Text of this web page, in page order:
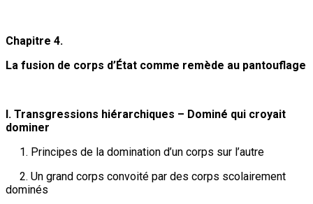
Chapitre 4.
La fusion de corps d’État comme remède au pantouflage
I. Transgressions hiérarchiques – Dominé qui croyait
dominer
1. Principes de la domination d’un corps sur l’autre
2. Un grand corps convoité par des corps scolairement
dominés